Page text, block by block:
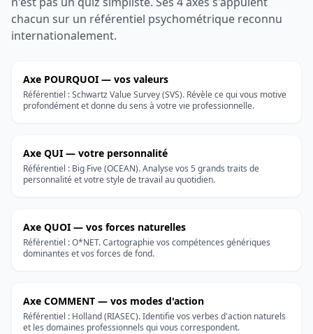
chacun sur un référentiel psychométrique reconnu
internationalement.
Axe POURQUOI — vos valeurs
Référentiel : Schwartz Value Survey (SVS). Révèle ce qui vous motive
profondément et donne du sens à votre vie professionnelle.
Axe QUI — votre personnalité
Référentiel : Big Five (OCEAN). Analyse vos 5 grands traits de
personnalité et votre style de travail au quotidien.
Axe QUOI — vos forces naturelles
Référentiel : O*NET. Cartographie vos compétences génériques
dominantes et vos forces de fond.
Axe COMMENT — vos modes d'action
Référentiel : Holland (RIASEC). Identifie vos verbes d'action naturels
et les domaines professionnels qui vous correspondent.